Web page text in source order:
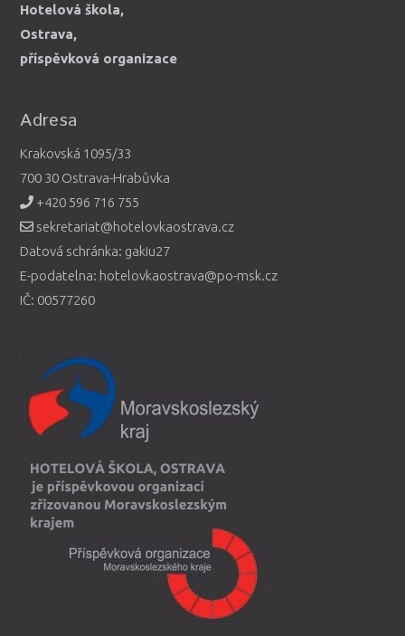
Hotelová škola,
Ostrava,
příspěvková organizace
Adresa
Krakovská 1095/33
700 30 Ostrava-Hrabůvka
+420 596 716 755
sekretariat@hotelovkaostrava.cz
Datová schránka: gakiu27
E-podatelna: hotelovkaostrava@po-msk.cz
IČ: 00577260